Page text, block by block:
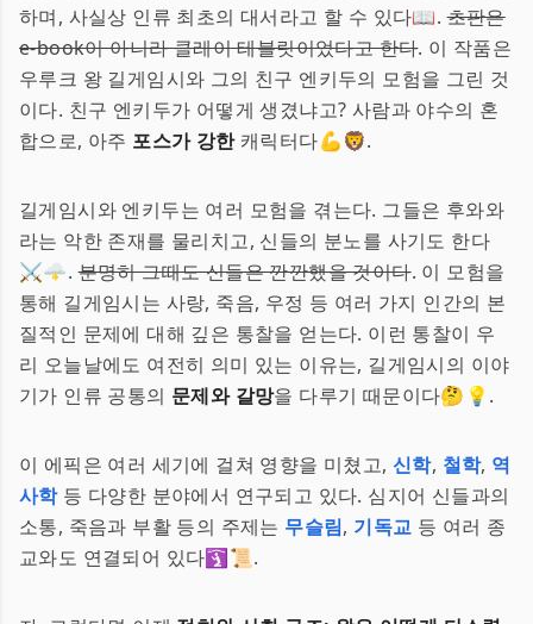
하며, 사실상 인류 최초의 대서라고 할 수 있다📖.초판은
e-book이 아니라 클레이 테블릿이었다고 한다. 이 작품은
우루크 왕 길게임시와 그의 친구 엔키두의 모험을 그린 것
이다. 친구 엔키두가 어떻게 생겼냐고? 사람과 야수의 혼
합으로, 아주 포스가 강한캐릭터다💪🦁.
길게임시와 엔키두는 여러 모험을 겪는다. 그들은 후와와
라는 악한 존재를 물리치고, 신들의 분노를 사기도 한다
⚔️🌩️.분명히 그때도 신들은 깐깐했을 것이다. 이 모험을
통해 길게임시는 사랑, 죽음, 우정 등 여러 가지 인간의 본
질적인 문제에 대해 깊은 통찰을 얻는다. 이런 통찰이 우
리 오늘날에도 여전히 의미 있는 이유는, 길게임시의 이야
기가 인류 공통의 문제와 갈망을 다루기 때문이다🤔💡.
이 에픽은 여러 세기에 걸쳐 영향을 미쳤고, 신학, 철학, 역
사학등 다양한 분야에서 연구되고 있다. 심지어 신들과의
소통, 죽음과 부활 등의 주제는 무슬림, 기독교 등 여러 종
교와도 연결되어 있다🛐📜.